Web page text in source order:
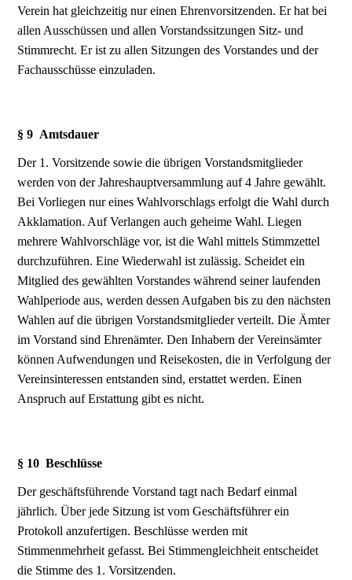
Verein hat gleichzeitig nur einen Ehrenvorsitzenden. Er hat bei
allen Ausschüssen und allen Vorstandssitzungen Sitz- und
Stimmrecht. Er ist zu allen Sitzungen des Vorstandes und der
Fachausschüsse einzuladen.
§ 9 Amtsdauer
Der 1. Vorsitzende sowie die übrigen Vorstandsmitglieder
werden von der Jahreshauptversammlung auf 4 Jahre gewählt.
Bei Vorliegen nur eines Wahlvorschlags erfolgt die Wahl durch
Akklamation. Auf Verlangen auch geheime Wahl. Liegen
mehrere Wahlvorschläge vor, ist die Wahl mittels Stimmzettel
durchzuführen. Eine Wiederwahl ist zulässig. Scheidet ein
Mitglied des gewählten Vorstandes während seiner laufenden
Wahlperiode aus, werden dessen Aufgaben bis zu den nächsten
Wahlen auf die übrigen Vorstandsmitglieder verteilt. Die Ämter
im Vorstand sind Ehrenämter. Den Inhabern der Vereinsämter
können Aufwendungen und Reisekosten, die in Verfolgung der
Vereinsinteressen entstanden sind, erstattet werden. Einen
Anspruch auf Erstattung gibt es nicht.
§ 10 Beschlüsse
Der geschäftsführende Vorstand tagt nach Bedarf einmal
jährlich. Über jede Sitzung ist vom Geschäftsführer ein
Protokoll anzufertigen. Beschlüsse werden mit
Stimmenmehrheit gefasst. Bei Stimmengleichheit entscheidet
die Stimme des 1. Vorsitzenden.